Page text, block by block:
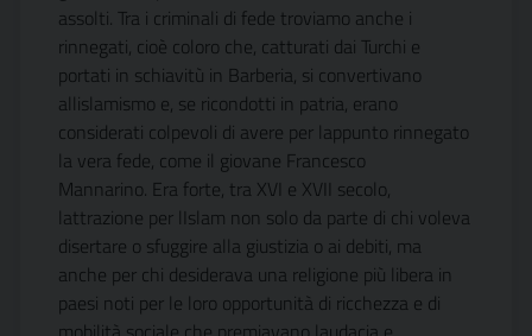
assolti. Tra i criminali di fede troviamo anche i
rinnegati, cioè coloro che, catturati dai Turchi e
portati in schiavitù in Barberia, si convertivano
allislamismo e, se ricondotti in patria, erano
considerati colpevoli di avere per lappunto rinnegato
la vera fede, come il giovane Francesco
Mannarino. Era forte, tra XVI e XVII secolo,
lattrazione per lIslam non solo da parte di chi voleva
disertare o sfuggire alla giustizia o ai debiti, ma
anche per chi desiderava una religione più libera in
paesi noti per le loro opportunità di ricchezza e di